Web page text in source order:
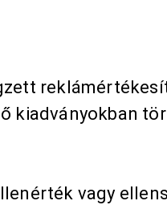
kiadványokban
vagy